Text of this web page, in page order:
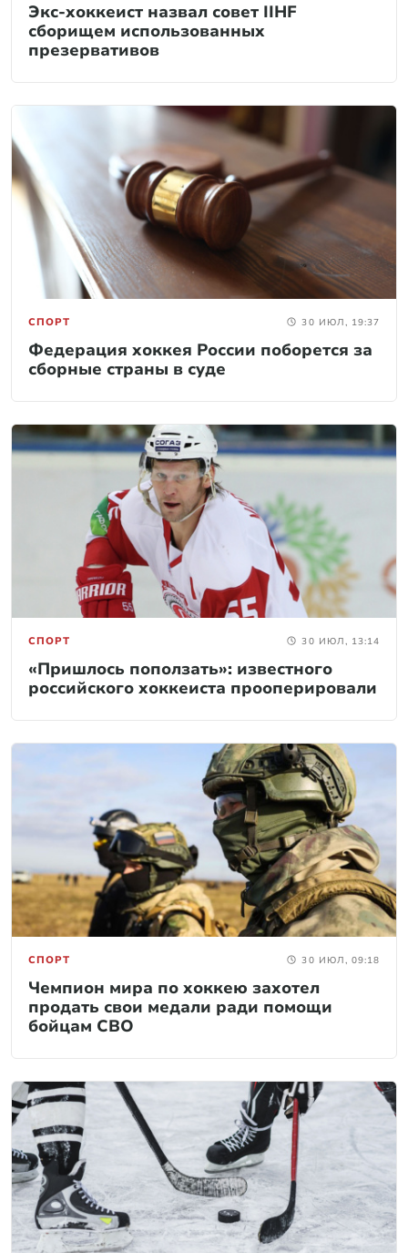
Экс-хоккеист назвал совет IIHF
сборищем использованных
презервативов
СПОРТ 30 ИЮЛ, 19:37
Федерация хоккея России поборется за
сборные страны в суде
СПОРТ 30 ИЮЛ, 13:14
«Пришлось поползать»: известного
российского хоккеиста прооперировали
СПОРТ 30 ИЮЛ, 09:18
Чемпион мира по хоккею захотел
продать свои медали ради помощи
бойцам СВО